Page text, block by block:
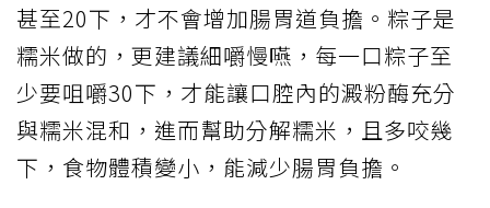
甚至20下，才不會增加腸胃道負擔。粽子是
糯米做的，更建議細嚼慢嚥，每一口粽子至
少要咀嚼30下，才能讓口腔內的澱粉酶充分
與糯米混和，進而幫助分解糯米，且多咬幾
下，食物體積變小，能減少腸胃負擔。